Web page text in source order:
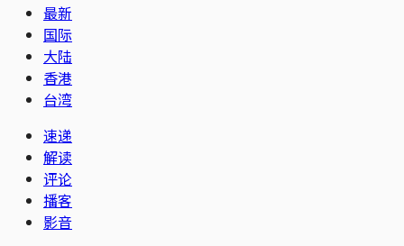
最新
国际
大陆
香港
台湾
速递
解读
评论
播客
影音